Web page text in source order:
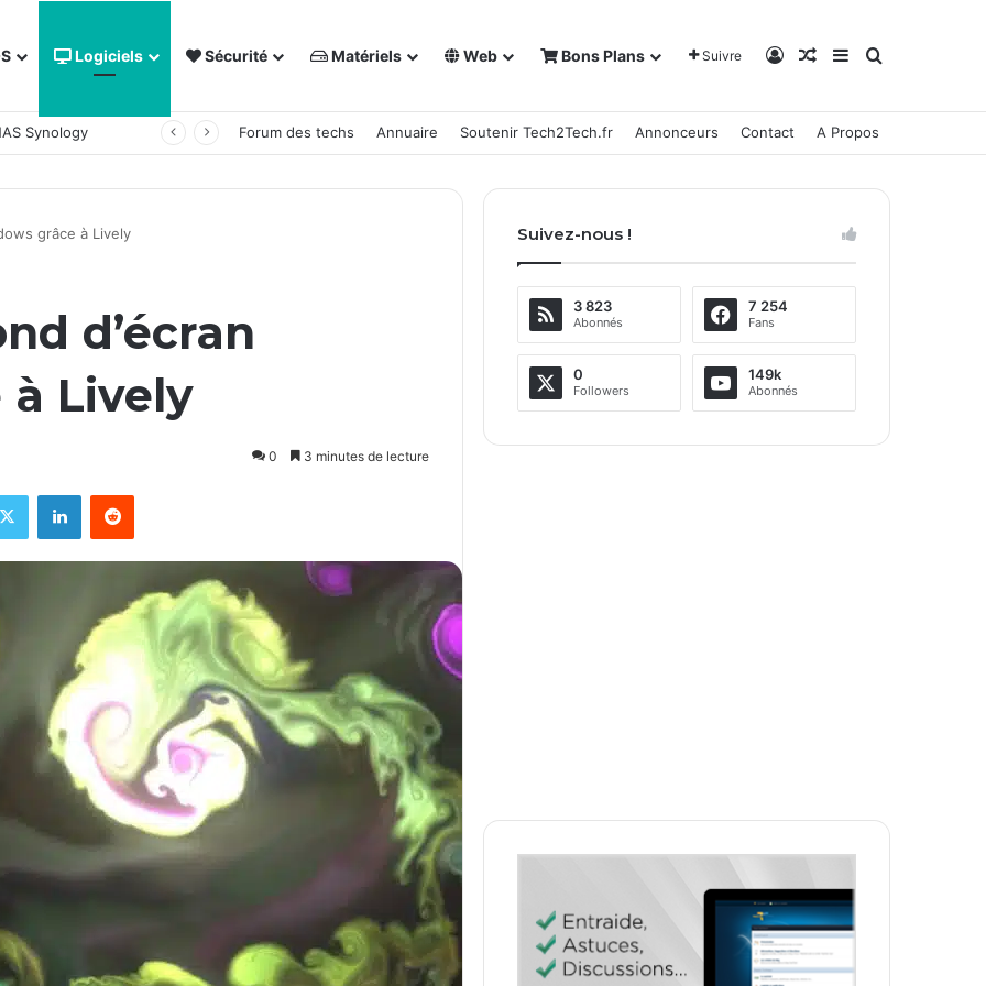
Logiciels Sécurité Matériels Web Bons Plans Suivre Connexion
Article Aléatoire
Sidebar (barre
Rechercher
Synology Forum des techs Annuaire Soutenir Tech2Tech.fr Annonceurs Contact A Propos
grâce à Lively
d’écran
à Lively
0 3 minutes de lecture
X LinkedinReddit
Suivez-nous !
3 823
Abonnés
7 254
Fans
0
Followers
149k
Abonnés